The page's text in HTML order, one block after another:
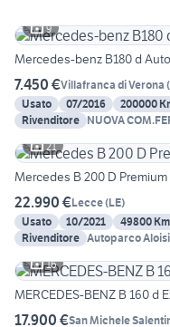
9
Mercedes-benz B180 d
7.450 €Villafranca di Verona (
Usato
07/2016 200000
Rivenditore NUOVA
21
Mercedes B 200 D Premium
22.990 €Lecce(LE)
Usato
10/2021 49800 Km
Rivenditore Autoparco Aloisi
16
MERCEDES-BENZ B 160 d
17.900 €San Michele